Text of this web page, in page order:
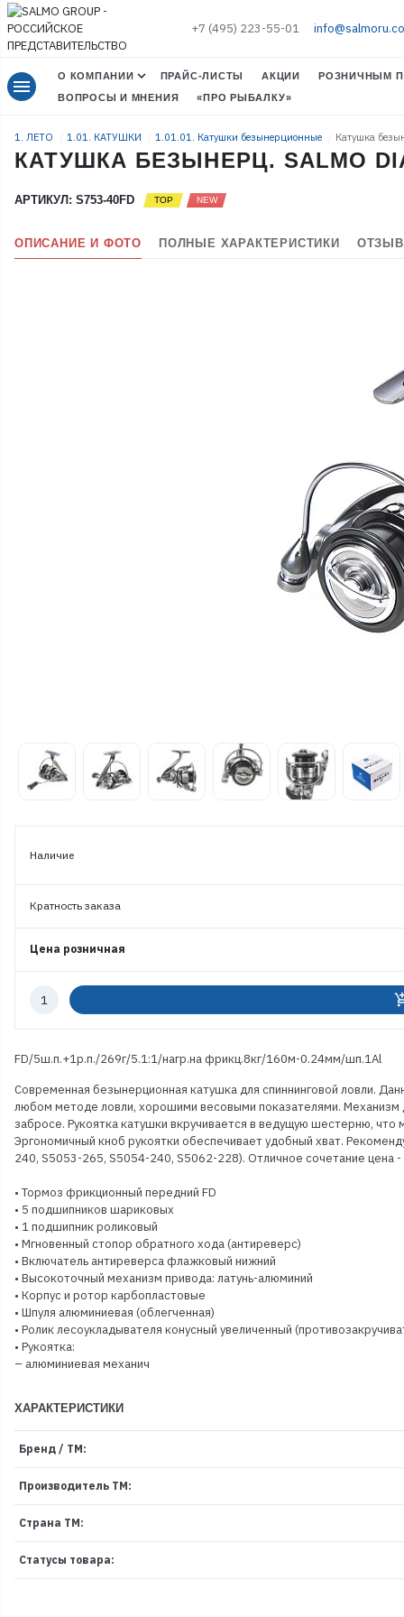
+7 (495) 223-55-01
menu О КОМПАНИИ ПРАЙС-ЛИСТЫ АКЦИИ
РОЗНИЧНЫМ
ВОПРОСЫ И МНЕНИЯ
«ПРО РЫБАЛКУ»
1. ЛЕТО 1.01. КАТУШКИ 1.01.01. Катушки безынерционные Катушка
КАТУШКА БЕЗЫНЕРЦ. SALMO
АРТИКУЛ: S753-40FD
ОПИСАНИЕ И ФОТО ПОЛНЫЕ ХАРАКТЕРИСТИКИ
Наличие
Кратность заказа
Цена розничная
Количество
FD/5ш.п.+1р.п./269г/5.1:1/нагр.на фрикц.8кг/160м-0.24мм/шп.1Al
Современная безынерционная катушка для спиннинговой ловли.
любом методе ловли, хорошими весовыми показателями. Механизм
забросе. Рукоятка катушки вкручивается в ведущую шестерню,
Эргономичный кноб рукоятки обеспечивает удобный хват.
240, S5053-265, S5054-240, S5062-228). Отличное сочетание цена -
• Тормоз фрикционный передний FD
• 5 подшипников шариковых
• 1 подшипник роликовый
• Мгновенный стопор обратного хода (антиреверс)
• Включатель антиреверса флажковый нижний
• Высокоточный механизм привода: латунь-алюминий
• Корпус и ротор карбопластовые
• Шпуля алюминиевая (облегченная)
• Ролик лесоукладывателя конусный увеличенный
• Рукоятка:
– алюминиевая механич
ХАРАКТЕРИСТИКИ
Бренд / ТМ:
Производитель ТМ:
Страна ТМ:
Статусы товара: